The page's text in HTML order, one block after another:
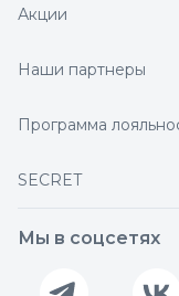
Акции
Наши партнеры
Программа
SECRET
Мы в соцсетях